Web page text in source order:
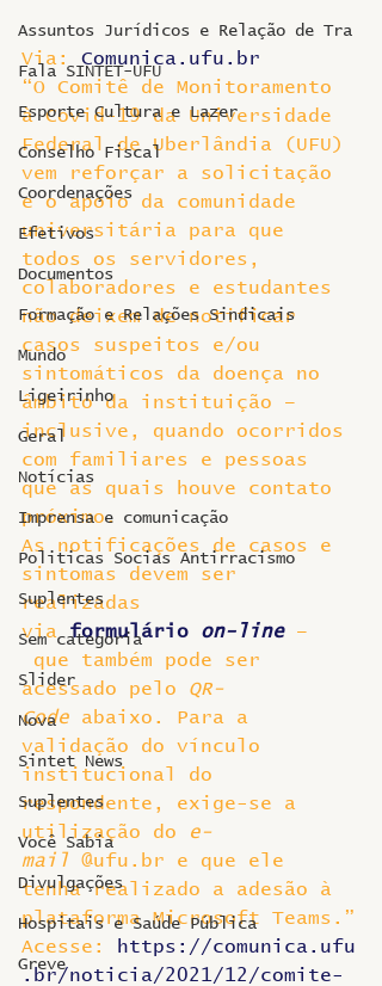
Assuntos Jurídicos e Relação de Tra
Fala SINTET-UFU
Esporte Cultura e Lazer
Conselho Fiscal
Coordenações
Efetivos
Documentos
Formação e Relações Sindicais
Mundo
Ligeirinho
Geral
Notícias
Imprensa e comunicação
Politicas Socias Antirracismo
Suplentes
Sem categoria
Slider
Nova
Sintet News
Suplentes
Você Sabia
Divulgações
Hospitais e Saúde Pública
Greve
Via: Comunica.ufu.br
“O Comitê de Monitoramento
à Covid-19 da Universidade
Federal de Uberlândia (UFU)
vem reforçar a solicitação
e o apoio da comunidade
universitária para que
todos os servidores,
colaboradores e estudantes
não deixem de notificar
casos suspeitos e/ou
sintomáticos da doença no
âmbito da instituição –
inclusive, quando ocorridos
com familiares e pessoas
que as quais houve contato
próximo.
As notificações de casos e
sintomas devem ser
realizadas
via formulário on-line –
que também pode ser
acessado pelo QR-
Code abaixo. Para a
validação do vínculo
institucional do
respondente, exige-se a
utilização do
e-
mail @ufu.br e que ele
tenha realizado a adesão à
plataforma Microsoft Teams.”
Acesse:
https://comunica.ufu
.br/noticia/2021/12/comite-